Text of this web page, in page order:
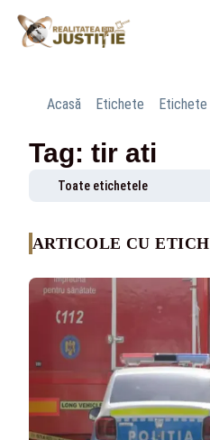
Acasă Etichete Etichete
Tag: tir ati
Toate etichetele
ARTICOLE CU